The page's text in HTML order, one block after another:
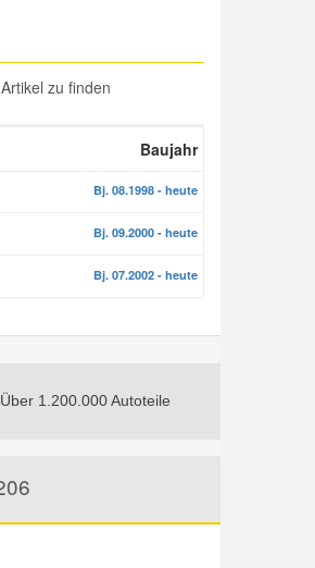
zu finden
Baujahr
Bj. 08.1998 - heute
Bj. 09.2000 - heute
Bj. 07.2002 - heute
Über 1.200.000 Autoteile